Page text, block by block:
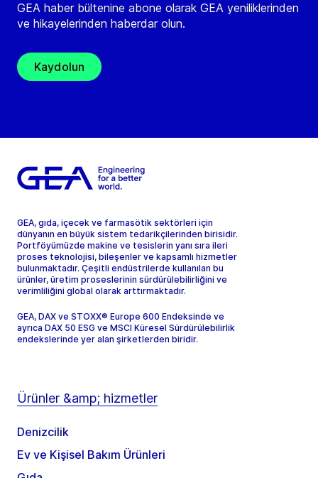
GEA haber bültenine abone olarak GEA yeniliklerinden
ve hikayelerinden haberdar olun.
Kaydolun
GEA, gıda, içecek ve farmasötik sektörleri için
dünyanın en büyük sistem tedarikçilerinden birisidir.
Portföyümüzde makine ve tesislerin yanı sıra ileri
proses teknolojisi, bileşenler ve kapsamlı hizmetler
bulunmaktadır. Çeşitli endüstrilerde kullanılan bu
ürünler, üretim proseslerinin sürdürülebilirliğini ve
verimliliğini global olarak arttırmaktadır.
GEA, DAX ve STOXX® Europe 600 Endeksinde ve
ayrıca DAX 50 ESG ve MSCI Küresel Sürdürülebilirlik
endekslerinde yer alan şirketlerden biridir.
Ürünler &amp; hizmetler
Denizcilik
Ev ve Kişisel Bakım Ürünleri